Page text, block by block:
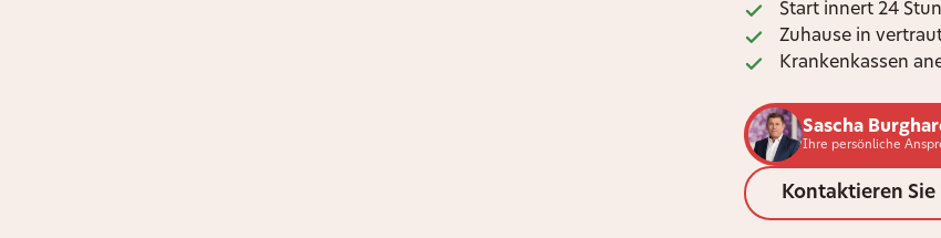
Start innert 24
Zuhause in
Krankenkassen
Sascha
Ihre persönliche
Kontaktieren Sie